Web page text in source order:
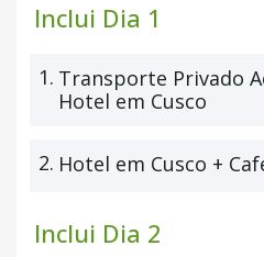
Inclui Dia 1
1. Transporte Privado
Hotel em Cusco
2. Hotel em Cusco +
Inclui Dia 2